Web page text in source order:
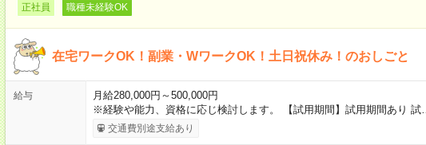
正社員 職種未経験OK
在宅ワークOK！副業・WワークOK！土日祝休み！のおしごと
給与
月給280,000円～500,000円
※経験や能力、資格に応じ検討します。 【試用期間】試用期間あり 試…
交通費別途支給あり